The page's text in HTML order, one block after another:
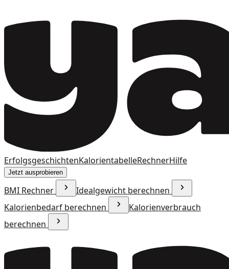
ErfolgsgeschichtenKalorientabelleRechnerHilfe
Jetzt ausprobieren
BMI Rechner
Idealgewicht berechnen
Kalorienbedarf berechnen
Kalorienverbrauch
berechnen